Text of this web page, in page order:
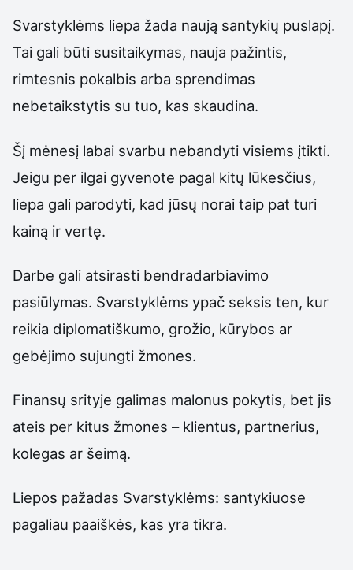
Svarstyklėms liepa žada naują santykių puslapį.
Tai gali būti susitaikymas, nauja pažintis,
rimtesnis pokalbis arba sprendimas
nebetaikstytis su tuo, kas skaudina.
Šį mėnesį labai svarbu nebandyti visiems įtikti.
Jeigu per ilgai gyvenote pagal kitų lūkesčius,
liepa gali parodyti, kad jūsų norai taip pat turi
kainą ir vertę.
Darbe gali atsirasti bendradarbiavimo
pasiūlymas. Svarstyklėms ypač seksis ten, kur
reikia diplomatiškumo, grožio, kūrybos ar
gebėjimo sujungti žmones.
Finansų srityje galimas malonus pokytis, bet jis
ateis per kitus žmones – klientus, partnerius,
kolegas ar šeimą.
Liepos pažadas Svarstyklėms: santykiuose
pagaliau paaiškės, kas yra tikra.